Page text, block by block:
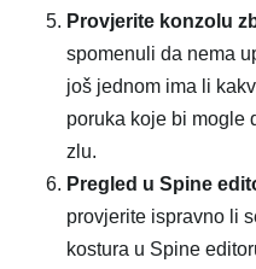
Provjerite konzolu
spomenuli da nema
još jednom ima li
poruka koje bi mogle
zlu.
Pregled u Spine
provjerite ispravno li
kostura u Spine